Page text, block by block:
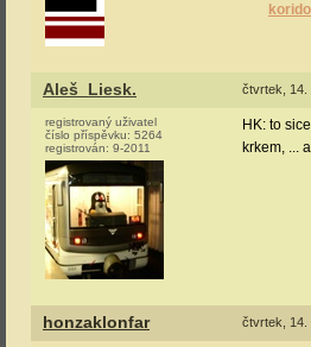
Aleš_Liesk. čtvrtek, 14.
registrovaný uživatel
číslo příspěvku: 5264
registrován: 9-2011
HK: to
krkem, ...
honzaklonfar čtvrtek, 14.